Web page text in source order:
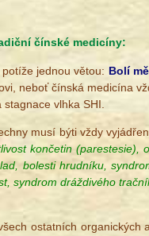
čínské medicíny:
jednou větou: Bolí
neboť čínská medicína
vlhka SHI.
musí býti vždy
končetin (parestesie),
bolesti hrudníku,
syndrom dráždivého
ostatních organických